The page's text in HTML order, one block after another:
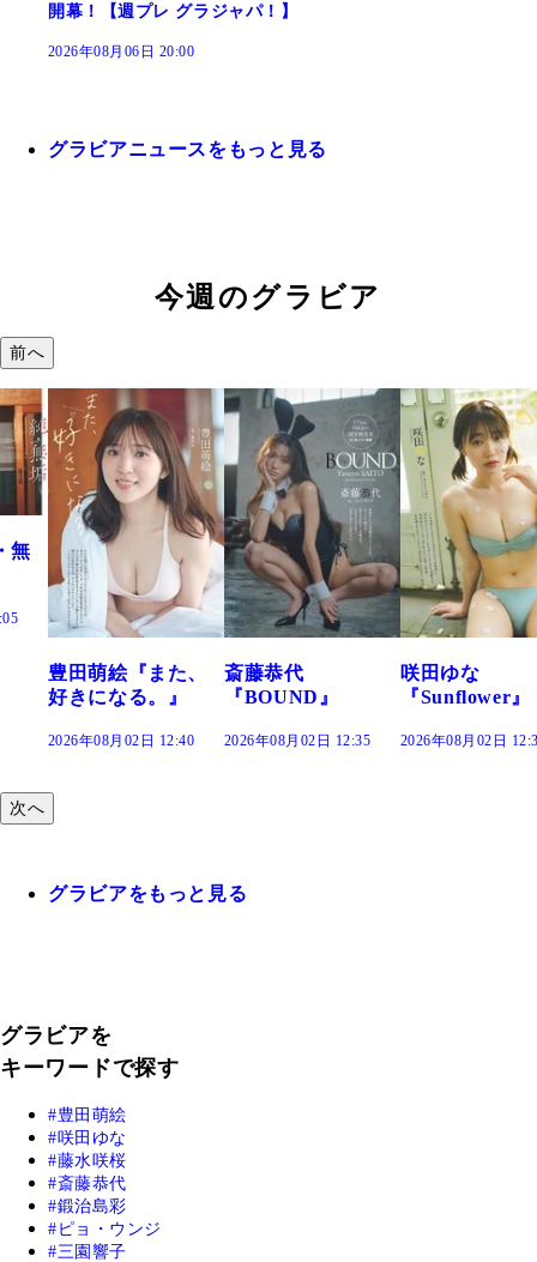
開幕！【週プレ グラジャパ！】
2026年08月06日 20:00
グラビアニュースをもっと見る
今週のグラビア
前へ
また、
。』
日 12:40
斎藤恭代
『BOUND』
2026年08月02日 12:35
咲田ゆな
『Sunflower』
2026年08月02日 12:30
藤水咲桜
だまり』
2026年08月
次へ
グラビアをもっと見る
グラビアを
キーワードで探す
豊田萌絵
咲田ゆな
藤水咲桜
斎藤恭代
鍛治島彩
ピョ・ウンジ
三園響子